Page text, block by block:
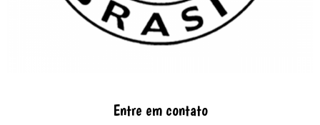
Entre em contato